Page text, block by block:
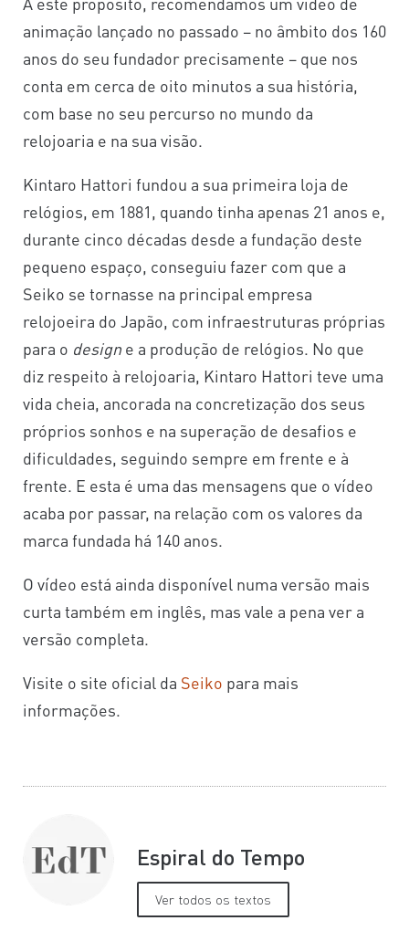
animação lançado no passado – no âmbito dos 160
anos do seu fundador precisamente – que nos
conta em cerca de oito minutos a sua história,
com base no seu percurso no mundo da
relojoaria e na sua visão.
Kintaro Hattori fundou a sua primeira loja de
relógios, em 1881, quando tinha apenas 21 anos e,
durante cinco décadas desde a fundação deste
pequeno espaço, conseguiu fazer com que a
Seiko se tornasse na principal empresa
relojoeira do Japão, com infraestruturas próprias
para o design e a produção de relógios. No que
diz respeito à relojoaria, Kintaro Hattori teve uma
vida cheia, ancorada na concretização dos seus
próprios sonhos e na superação de desafios e
dificuldades, seguindo sempre em frente e à
frente. E esta é uma das mensagens que o vídeo
acaba por passar, na relação com os valores da
marca fundada há 140 anos.
O vídeo está ainda disponível numa versão mais
curta também em inglês, mas vale a pena ver a
versão completa.
Visite o site oficial da Seiko para mais
informações.
Espiral do Tempo
Ver todos os textos